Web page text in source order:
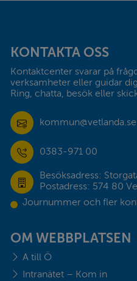
KONTAKTA OSS
Kontaktcenter svarar på
verksamheter eller guidar
Ring, chatta, besök eller
kommun@vetlanda.se
0383-971 00
Besöksadress:
Postadress: 574 80
Journummer och fler
OM WEBBPLATSEN
A till Ö
Intranätet – Kom in